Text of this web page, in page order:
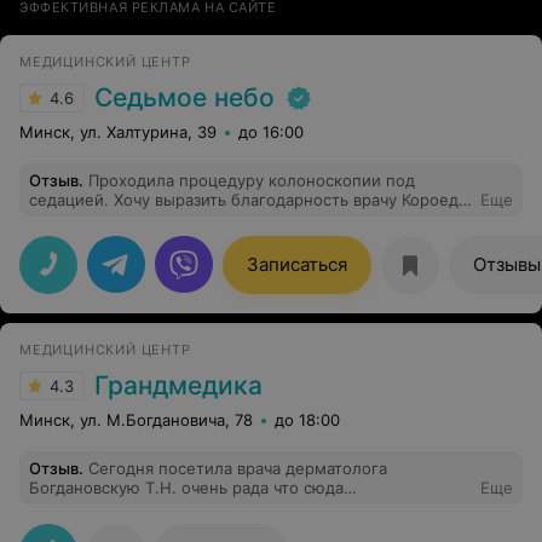
ЭФФЕКТИВНАЯ РЕКЛАМА НА САЙТЕ
МЕДИЦИНСКИЙ ЦЕНТР
4.6 Седьмое небо
Минск, ул. Халтурина, 39 до 16:00
Отзыв. Проходила процедуру колоноскопии под
седацией. Хочу выразить благодарность врачу Короед
команде! Самое неприятное -это подготовка (выпить 3
литра фортранс)
Еще
Записаться Отзывы
МЕДИЦИНСКИЙ ЦЕНТР
4.3 Грандмедика
Минск, ул. М.Богдановича, 78 до 18:00
Отзыв. Сегодня посетила врача дерматолога
Богдановскую Т.Н. очень рада что сюда
ответила на все мои вопросы,а когда пришло время
Еще